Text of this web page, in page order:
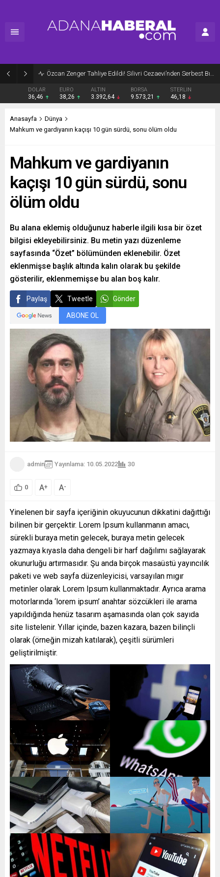
Özcan Zenger Tahliye Edildi! Silivri Cezaevi’nden Serbest Bırakıldı
DOLAR
36,46
EURO
38,26
ALTIN
3.392,64
BORSA
9.573,21
STERLIN
46,18
Anasayfa
Dünya
Mahkum ve gardiyanın kaçışı 10 gün sürdü, sonu ölüm oldu
Mahkum ve gardiyanın
kaçışı 10 gün sürdü, sonu
ölüm oldu
Bu alana eklemiş olduğunuz haberle ilgili kısa bir özet
bilgisi ekleyebilirsiniz. Bu metin yazı düzenleme
sayfasında “Özet” bölümünden eklenebilir. Özet
eklenmişse başlık altında kalın olarak bu şekilde
gösterilir, eklenmemişse bu alan boş kalır.
Paylaş Tweetle Gönder
ABONE OL
admin Yayınlama: 10.05.2022 30
0 A+ A-
Yinelenen bir sayfa içeriğinin okuyucunun dikkatini dağıttığı
bilinen bir gerçektir. Lorem Ipsum kullanmanın amacı,
sürekli buraya metin gelecek, buraya metin gelecek
yazmaya kıyasla daha dengeli bir harf dağılımı sağlayarak
okunurluğu artırmasıdır. Şu anda birçok masaüstü yayıncılık
paketi ve web sayfa düzenleyicisi, varsayılan mıgır
metinler olarak Lorem Ipsum kullanmaktadır. Ayrıca arama
motorlarında ‘lorem ipsum’ anahtar sözcükleri ile arama
yapıldığında henüz tasarım aşamasında olan çok sayıda
site listelenir. Yıllar içinde, bazen kazara, bazen bilinçli
olarak (örneğin mizah katılarak), çeşitli sürümleri
geliştirilmiştir.